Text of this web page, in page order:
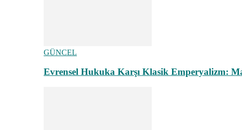
GÜNCEL
Evrensel Hukuka Karşı Klasik Emperyalizm: